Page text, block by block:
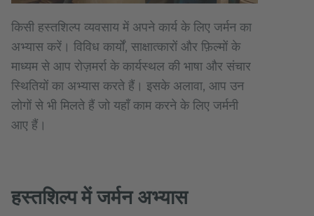
किसी हस्तशिल्प व्यवसाय में अपने कार्य के लिए जर्मन का
अभ्यास करें। विविध कार्यों, साक्षात्कारों और फ़िल्मों के
माध्यम से आप रोज़मर्रा के कार्यस्थल की भाषा और संचार
स्थितियों का अभ्यास करते हैं। इसके अलावा, आप उन
लोगों से भी मिलते हैं जो यहाँ काम करने के लिए जर्मनी
आए हैं।
हस्तशिल्प में जर्मन अभ्यास